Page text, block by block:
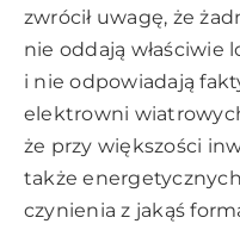
zwrócił uwagę, że
nie oddają właściwie
i nie odpowiadają
elektrowni
że przy większości
także
czynienia z jakąś